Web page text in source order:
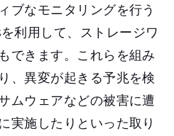
ブなモニタリングを行う
利用して、ストレージワ
できます。これらを組み
、異変が起きる予兆を検
ムウェアなどの被害に遭
実施したりといった取り